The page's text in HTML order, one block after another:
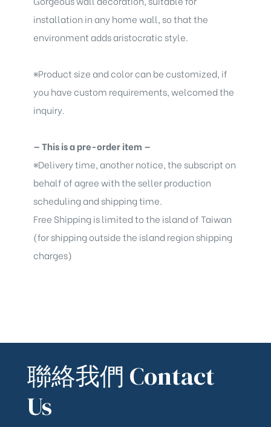
installation in any home wall, so that the
environment adds aristocratic style.
※Product size and color can be customized, if
you have custom requirements, welcomed the
inquiry.
— This is a pre-order item —
※Delivery time, another notice, the subscript on
behalf of agree with the seller production
scheduling and shipping time.
Free Shipping is limited to the island of Taiwan
(for shipping outside the island region shipping
charges)
聯絡我們 Contact
Us